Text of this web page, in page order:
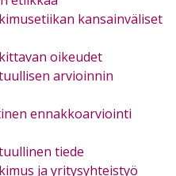
kansainväliset
oikeudet
arvioinnin
ennakkoarviointi
tiede
ja yritysyhteistyö